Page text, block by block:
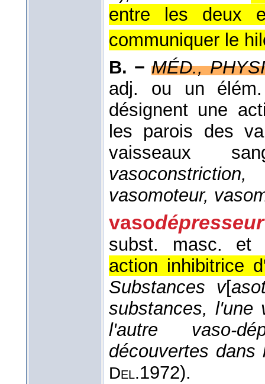
entre les deux
communiquer le
B. − MÉD.,
adj. ou un
désignent une
les parois des
vaisseaux
vasomoteur,
vasodépresseur
subst. masc. et
action inhibitrice
Substances v[
substances, l'une
l'autre vaso-
découvertes
Del.1972).